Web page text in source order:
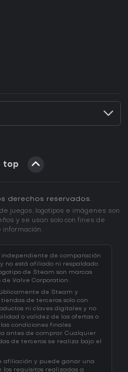
Games?
Connect?
top
derechos reservados.
juegos, logotipos e imágenes son
y se usan solo con fines de
información.
independiente de comparación
no está afiliado ni respaldado
de Steam son marcas
Valve Corporation.
de Steam y
de terceros solo con
ni claves digitales y no
o validez de las ofertas o
condiciones finales
antes de comprar. Cualquier
de terceros se realiza bajo el
afiliación y puede ganar una
los requisitos realizadas a